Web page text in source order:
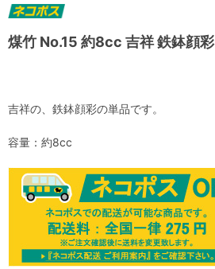
煤竹 No.15 約8cc 吉祥 鉄鉢顔彩
吉祥の、鉄鉢顔彩の単品です。
容量：約8cc